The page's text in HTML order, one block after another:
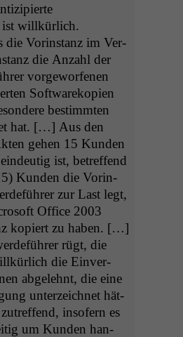
willkür­lich.
die Vorin­stanz im Ver­
die Anzahl der
vorge­wor­fe­nen
Soft­warekopi­en
bes­timmten
hat. […] Aus den
gehen 15 Kun­den
ist, betr­e­f­fend
Kun­den die Vorin­
zur Last legt,
Office 2003
kopiert zu haben. […]
rügt, die
die Ein­ver­
abgelehnt, die eine
unterze­ich­net hät­
insofern es
um Kun­den han­